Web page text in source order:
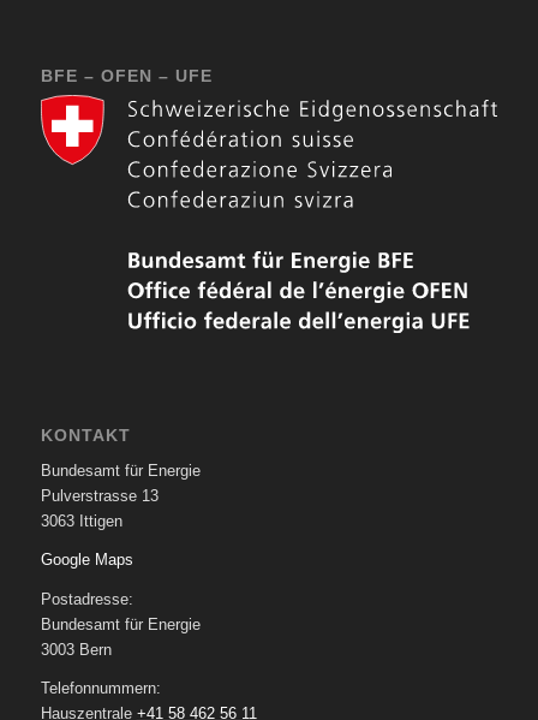
BFE – OFEN – UFE
KONTAKT
Bundesamt für Energie
Pulverstrasse 13
3063 Ittigen
Google Maps
Postadresse:
Bundesamt für Energie
3003 Bern
Telefonnummern:
Hauszentrale +41 58 462 56 11